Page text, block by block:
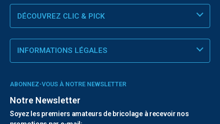
DÉCOUVREZ CLIC & PICK
INFORMATIONS LÉGALES
ABONNEZ-VOUS À NOTRE NEWSLETTER
Notre Newsletter
Soyez les premiers amateurs de bricolage à recevoir nos